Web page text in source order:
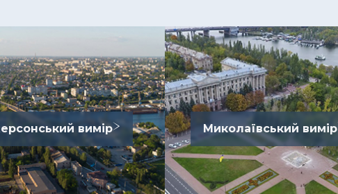
вимір Миколаївський вимір